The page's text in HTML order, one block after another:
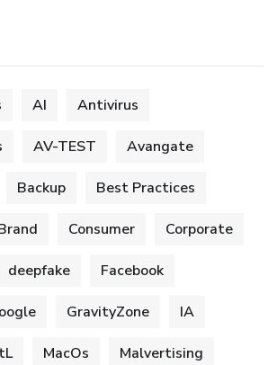
AI Antivirus
AV-TEST Avangate
Backup Best Practices
Consumer Corporate
deepfake Facebook
GravityZone IA
MacOs Malvertising